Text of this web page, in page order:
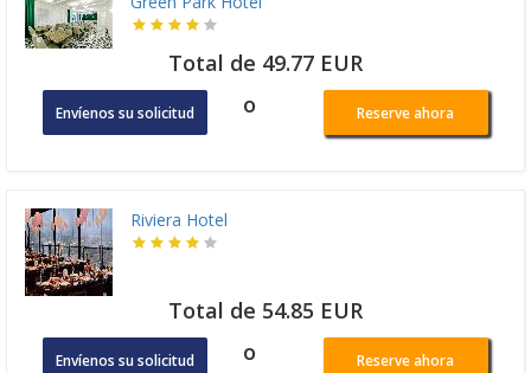
Total de 49.77 EUR
Envíenos su solicitud o Reserve ahora
Riviera Hotel
Total de 54.85 EUR
Envíenos su solicitud o Reserve ahora